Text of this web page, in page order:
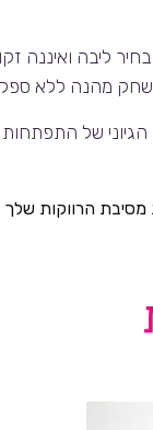
ליבה ואיננה
מהנה ללא
של התפתחות
מסיבת הרווקות